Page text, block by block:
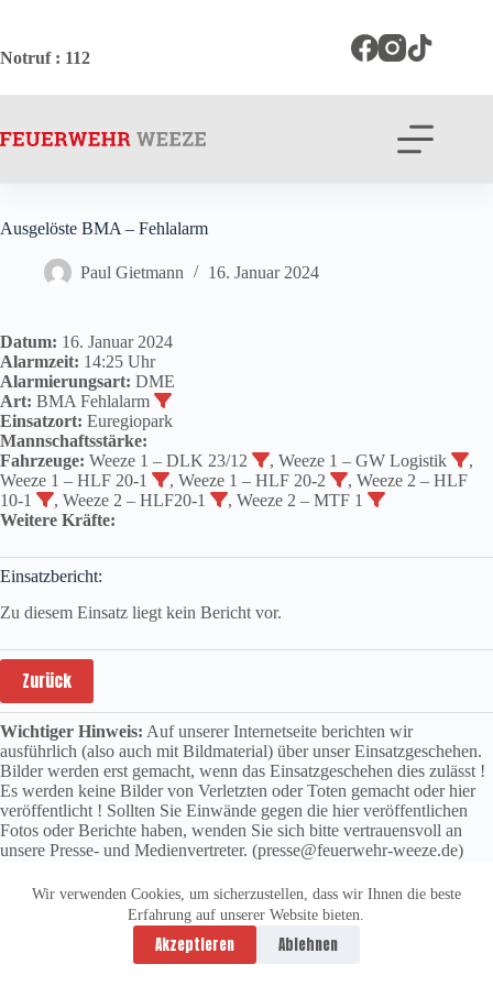
springen
Wir verwenden Cookies, um sicherzustellen, dass wir Ihnen die beste
Erfahrung auf unserer Website bieten.
Akzeptieren Ablehnen
Notruf: 112
Ausgelöste BMA – Fehlalarm
Paul Gietmann 16. Januar 2024
Datum: 16. Januar 2024
Alarmzeit: 14:25 Uhr
Alarmierungsart: DME
Art: BMA Fehlalarm
Einsatzort: Euregiopark
Mannschaftsstärke:
Fahrzeuge: Weeze 1 – DLK 23/12 , Weeze 1 – GW Logistik
,
Weeze 1 – HLF 20-1
, Weeze 1 – HLF 20-2
, Weeze 2 – HLF
10-1
, Weeze 2 – HLF20-1
, Weeze 2 – MTF 1
Weitere Kräfte:
Einsatzbericht:
Zu diesem Einsatz liegt kein Bericht vor.
Zurück
Wichtiger Hinweis: Auf unserer Internetseite berichten wir
ausführlich (also auch mit Bildmaterial) über unser Einsatzgeschehen.
Bilder werden erst gemacht, wenn das Einsatzgeschehen dies zulässt !
Es werden keine Bilder von Verletzten oder Toten gemacht oder hier
veröffentlicht ! Sollten Sie Einwände gegen die hier veröffentlichen
Fotos oder Berichte haben, wenden Sie sich bitte vertrauensvoll an
unsere Presse- und Medienvertreter. (presse@feuerwehr-weeze.de)
Datenschutzerklärung
Impressum
Copyright © 2026 -
vitolution